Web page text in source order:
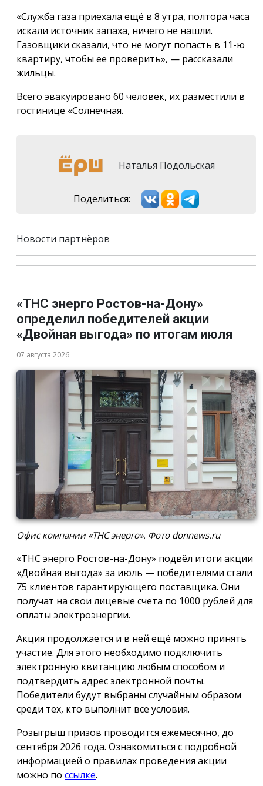
«Служба газа приехала ещё в 8 утра, полтора часа
искали источник запаха, ничего не нашли.
Газовщики сказали, что не могут попасть в 11-ю
квартиру, чтобы ее проверить», — рассказали
жильцы.
Всего эвакуировано 60 человек, их разместили в
гостинице «Солнечная.
Наталья Подольская
Поделиться:
Новости партнёров
«ТНС энерго Ростов-на-Дону»
определил победителей акции
«Двойная выгода» по итогам июля
07 августа 2026
Офис компании «ТНС энерго». Фото donnews.ru
«ТНС энерго Ростов-на-Дону» подвёл итоги акции
«Двойная выгода» за июль — победителями стали
75 клиентов гарантирующего поставщика. Они
получат на свои лицевые счета по 1000 рублей для
оплаты электроэнергии.
Акция продолжается и в ней ещё можно принять
участие. Для этого необходимо подключить
электронную квитанцию любым способом и
подтвердить адрес электронной почты.
Победители будут выбраны случайным образом
среди тех, кто выполнит все условия.
Розыгрыш призов проводится ежемесячно, до
сентября 2026 года. Ознакомиться с подробной
информацией о правилах проведения акции
можно по ссылке.